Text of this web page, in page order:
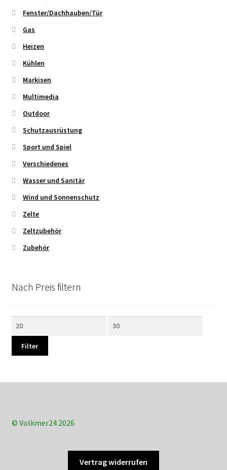
Fenster/Dachhauben/Tür
Gas
Heizen
Kühlen
Markisen
Multimedia
Outdoor
Schutzausrüstung
Sport und Spiel
Verschiedenes
Wasser und Sanitär
Wind und Sonnenschutz
Zelte
Zeltzubehör
Zubehör
Nach Preis filtern
Filter
© Volkmer24 2026
Vertrag widerrufen